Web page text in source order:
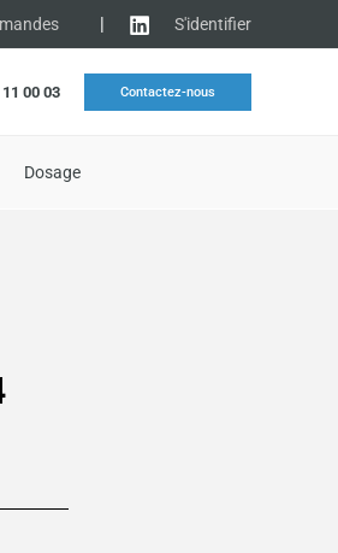
| S'identifier
00 03 Contactez-nous
Dosage